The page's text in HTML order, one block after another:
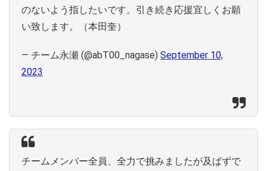
のないよう指したいです。引き続き応援宜しくお願
い致します。（本田奎）
— チーム永瀬 (@abT00_nagase) September 10,
2023
チームメンバー全員、全力で挑みましたが及ばずで